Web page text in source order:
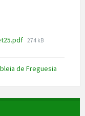
File
274 kB
de Freguesia